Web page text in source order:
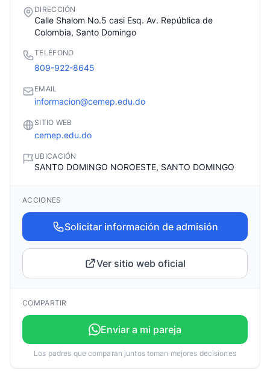
DIRECCIÓN
Calle Shalom No.5 casi Esq. Av. República de
Colombia, Santo Domingo
TELÉFONO
809-922-8645
EMAIL
informacion@cemep.edu.do
SITIO WEB
cemep.edu.do
UBICACIÓN
SANTO DOMINGO NOROESTE, SANTO DOMINGO
ACCIONES
Solicitar información de admisión
Ver sitio web oficial
COMPARTIR
Enviar a mi pareja
Los padres que comparan juntos toman mejores decisiones